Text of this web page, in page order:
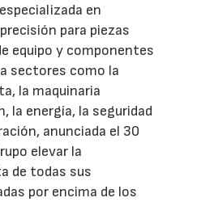
en
para piezas
equipo y componentes
sectores como la
la maquinaria
la energía, la seguridad
anunciada el 30
elevar la
de todas sus
por encima de los